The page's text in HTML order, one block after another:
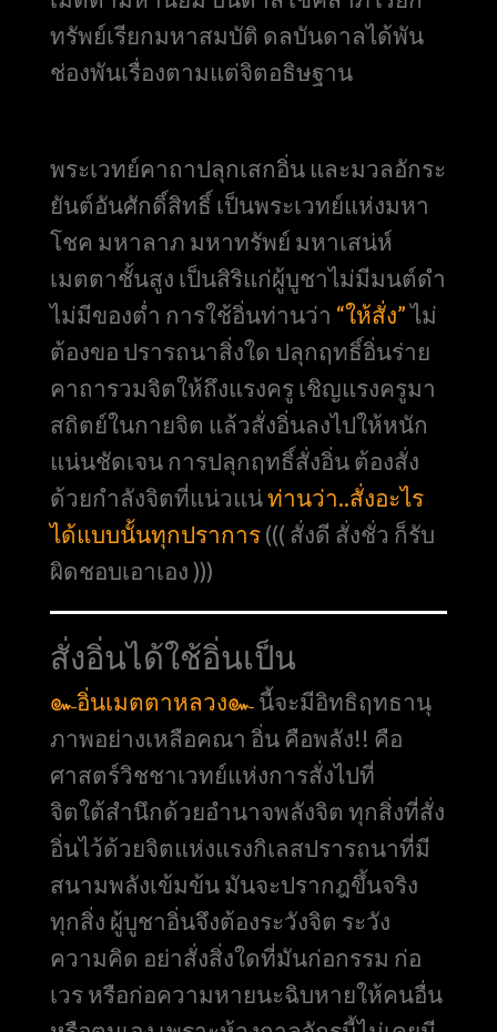
ทรัพย์เรียกมหาสมบัติ ดลบันดาลได้พัน
ช่องพันเรื่องตามแต่จิตอธิษฐาน
พระเวทย์คาถาปลุกเสกอิ่น และมวลอักระ
ยันต์อันศักดิ์สิทธิ์ เป็นพระเวทย์แห่งมหา
โชค มหาลาภ มหาทรัพย์ มหาเสน่ห์
เมตตาชั้นสูง เป็นสิริแก่ผู้บูชาไม่มีมนต์ดำ
ไม่มีของต่ำ การใช้อิ่นท่านว่า “ให้สั่ง”ไม่
ต้องขอ ปรารถนาสิ่งใด ปลุกฤทธิ์อิ่นร่าย
คาถารวมจิตให้ถึงแรงครู เชิญแรงครูมา
สถิตย์ในกายจิต แล้วสั่งอิ่นลงไปให้หนัก
แน่นชัดเจน การปลุกฤทธิ์สั่งอิ่น ต้องสั่ง
ด้วยกำลังจิตที่แน่วแน่ท่านว่า..สั่งอะไร
ได้แบบนั้นทุกปราการ ((( สั่งดี สั่งชั่ว ก็รับ
ผิดชอบเอาเอง )))
สั่งอิ่นได้ใช้อิ่นเป็น
๛อิ่นเมตตาหลวง๛ นี้จะมีอิทธิฤทธานุ
ภาพอย่างเหลือคณา อิ่น คือพลัง!! คือ
ศาสตร์วิชชาเวทย์แห่งการสั่งไปที่
จิตใต้สำนึกด้วยอำนาจพลังจิต ทุกสิ่งที่สั่ง
อิ่นไว้ด้วยจิตแห่งแรงกิเลสปรารถนาที่มี
สนามพลังเข้มข้น มันจะปรากฎขึ้นจริง
ทุกสิ่ง ผู้บูชาอิ่นจึงต้องระวังจิต ระวัง
ความคิด อย่าสั่งสิ่งใดที่มันก่อกรรม ก่อ
เวร หรือก่อความหายนะฉิบหายให้คนอื่น